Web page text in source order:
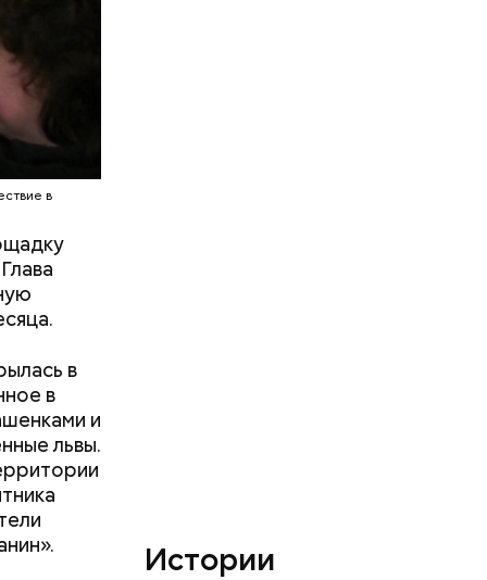
в
в
в
и
львы.
Истории